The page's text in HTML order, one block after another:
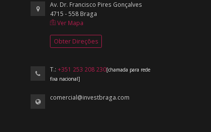
Av. Dr. Francisco Pires Gonçalves
4715 - 558 Braga
Ver Mapa
Obter Direções
T.: +351 253 208 230[chamada para rede
fixa nacional]
comercial@investbraga.com